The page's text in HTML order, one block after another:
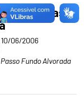
Clube Passo
06/2006
Fundo Alvorada